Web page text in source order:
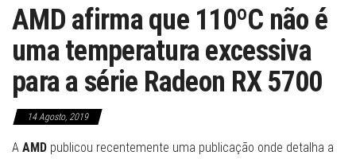
AMD afirma que 110ºC não é
uma temperatura excessiva
para a série Radeon RX 5700
14 Agosto, 2019
A AMD publicou recentemente uma publicação onde detalha a